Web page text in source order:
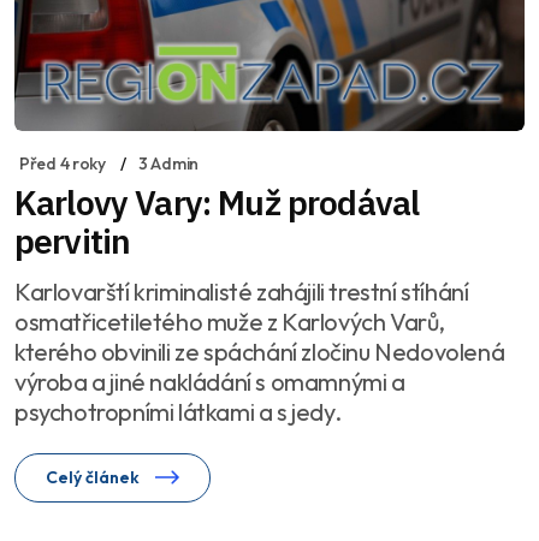
Před 4 roky 3 Admin
Karlovy Vary: Muž prodával
pervitin
Karlovarští kriminalisté zahájili trestní stíhání
osmatřicetiletého muže z Karlových Varů,
kterého obvinili ze spáchání zločinu Nedovolená
výroba a jiné nakládání s omamnými a
psychotropními látkami a s jedy.
Celý článek